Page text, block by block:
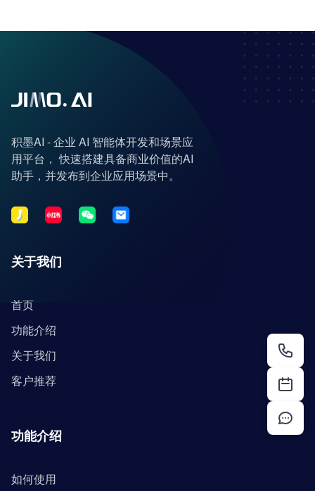
积墨AI - 企业 AI 智能体开发和场景应
用平台， 快速搭建具备商业价值的AI
助手，并发布到企业应用场景中。
关于我们
首页
功能介绍
关于我们
客户推荐
功能介绍
如何使用